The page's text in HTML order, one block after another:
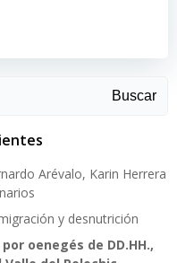
Buscar
Arévalo, Karin Herrera
y desnutrición
oenegés de DD.HH.,